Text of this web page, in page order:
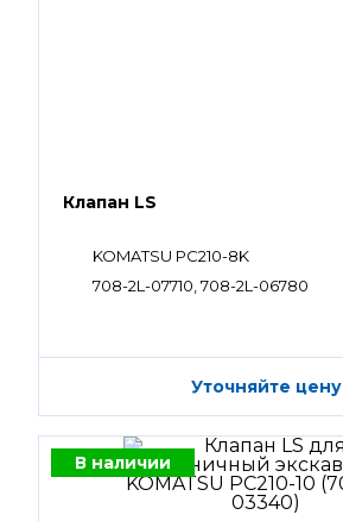
Клапан LS
KOMATSU PC210-8K
708-2L-07710, 708-2L-06780
Уточняйте цену
В наличии